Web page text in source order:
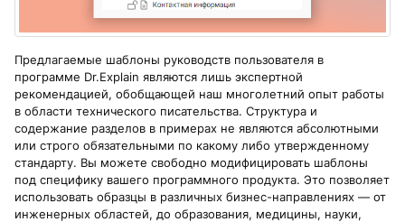
Предлагаемые шаблоны руководств пользователя в
программе Dr.Explain являются лишь экспертной
рекомендацией, обобщающей наш многолетний опыт работы
в области технического писательства. Структура и
содержание разделов в примерах не являются абсолютными
или строго обязательными по какому либо утвержденному
стандарту. Вы можете свободно модифицировать шаблоны
под специфику вашего программного продукта. Это позволяет
использовать образцы в различных бизнес-направлениях — от
инженерных областей, до образования, медицины, науки,